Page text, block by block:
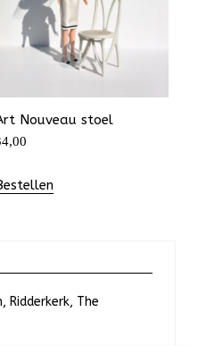
Nouveau stoel
Ridderkerk, The